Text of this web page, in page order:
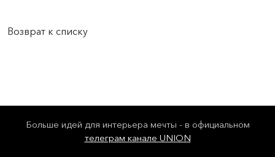
Возврат к списку
Больше идей для интерьера мечты - в официальном
телеграм канале UNION